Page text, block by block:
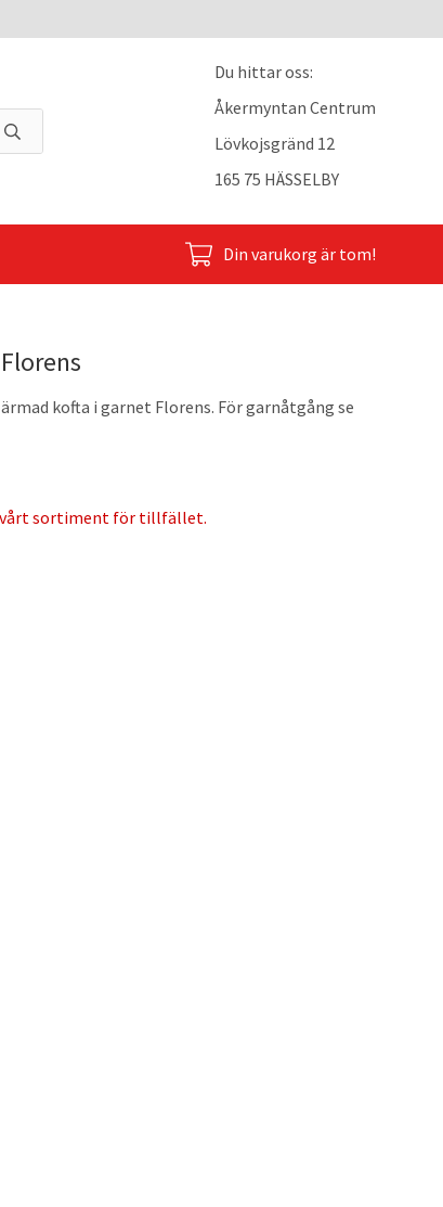
Du hittar oss:
Åkermyntan Centrum
Lövkojsgränd 12
165 75 HÄSSELBY
Din varukorg är tom!
kofta i garnet Florens. För garnåtgång se
vårt sortiment för tillfället.